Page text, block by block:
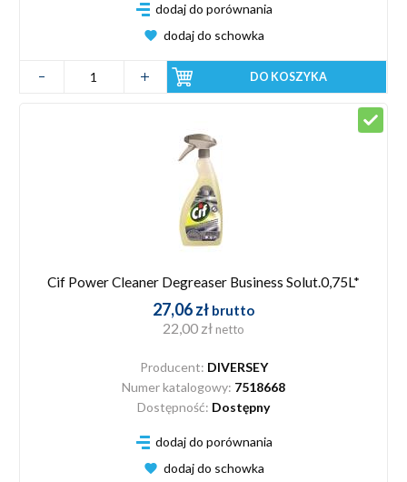
dodaj do porównania
dodaj do schowka
DO KOSZYKA
Cif Power Cleaner Degreaser Business Solut.0,75L*
27,06 zł brutto
22,00 zł netto
Producent: DIVERSEY
Numer katalogowy: 7518668
Dostępność: Dostępny
dodaj do porównania
dodaj do schowka